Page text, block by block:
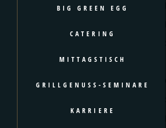
BIG GREEN EGG
CATERING
MITTAGSTISCH
GRILLGENUSS-SEMINARE
KARRIERE